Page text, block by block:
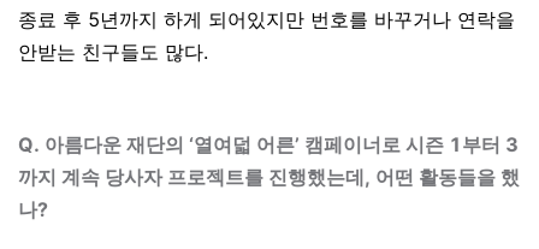
종료 후 5년까지 하게 되어있지만 번호를 바꾸거나 연락을
안받는 친구들도 많다.
Q. 아름다운 재단의 ‘열여덟 어른’ 캠페이너로 시즌 1부터 3
까지 계속 당사자 프로젝트를 진행했는데, 어떤 활동들을 했
나?